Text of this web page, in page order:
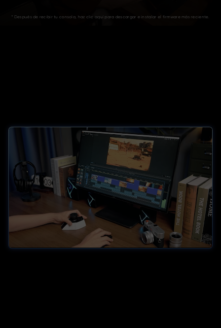
* Después de recibir tu consola, haz clic aquí para descargar e instalar el firmware más reciente.